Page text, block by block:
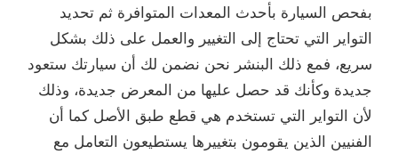
بفحص السيارة بأحدث المعدات المتوافرة ثم تحديد
التواير التي تحتاج إلى التغيير والعمل على ذلك بشكل
سريع، فمع ذلك البنشر نحن نضمن لك أن سيارتك ستعود
جديدة وكأنك قد حصل عليها من المعرض جديدة، وذلك
لأن التواير التي تستخدم هي قطع طبق الأصل كما أن
الفنيين الذين يقومون بتغييرها يستطيعون التعامل مع